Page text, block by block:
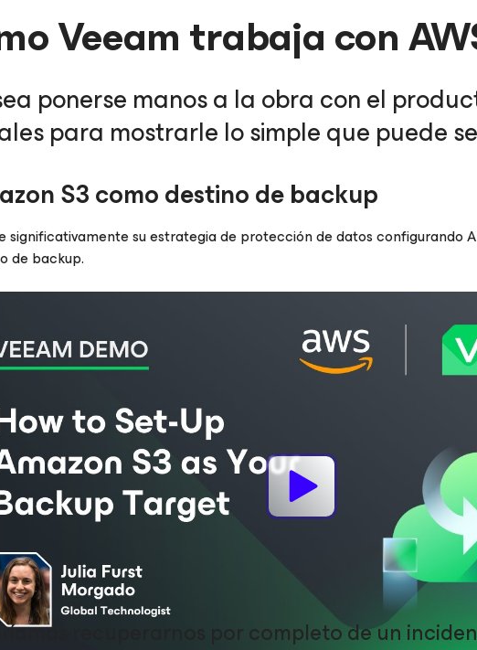
Veeam trabaja con
ponerse manos a la obra con el
para mostrarle lo simple que puede
S3 como destino de backup
significativamente su estrategia de protección de datos configurando
de backup.
de incidentes
recuperarnos por completo de un